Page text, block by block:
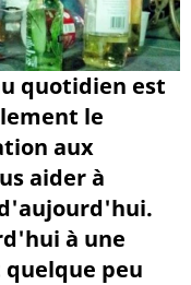
quotidien est
le
aux
aider à
à une
peu